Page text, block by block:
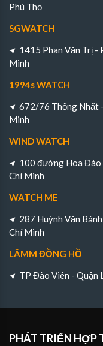
Phú Thọ
SGWATCH
1415 Phan Văn Trị -
Minh
1994s WATCH
672/76 Thống Nhất
Minh
WIND WATCH
100 đường Hoa Đào
Chí Minh
WATCH ME
287 Huỳnh Văn
Chí Minh
LÂMM ĐỒNG HỒ
TP Đào Viên - Quận
PHÁT TRIỂN HỢP